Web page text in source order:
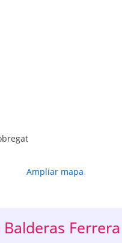
Ampliar mapa
Ferrera